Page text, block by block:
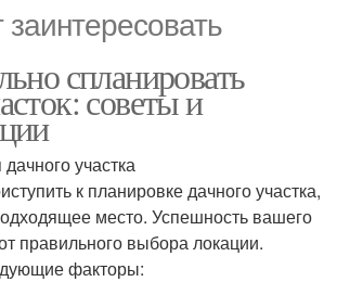
спланировать
советы и
участка
к планировке дачного участка,
место. Успешность вашего
правильного выбора локации.
факторы: